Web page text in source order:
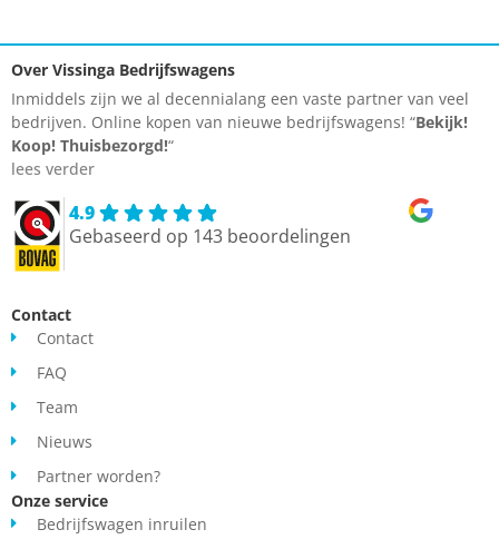
Over Vissinga Bedrijfswagens
Inmiddels zijn we al decennialang een vaste partner van veel
bedrijven. Online kopen van nieuwe bedrijfswagens! “Bekijk!
Koop! Thuisbezorgd!“
lees verder
4.9
Gebaseerd op 143 beoordelingen
Contact
Contact
FAQ
Team
Nieuws
Partner worden?
Onze service
Bedrijfswagen inruilen